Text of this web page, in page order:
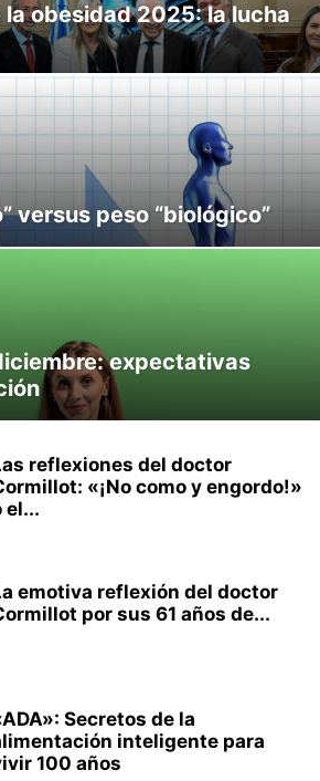
la obesidad 2025: la lucha
versus peso “biológico”
expectativas
reflexiones del doctor
«¡No como y engordo!»
el...
emotiva reflexión del doctor
por sus 61 años de...
Secretos de la
inteligente para
100 años